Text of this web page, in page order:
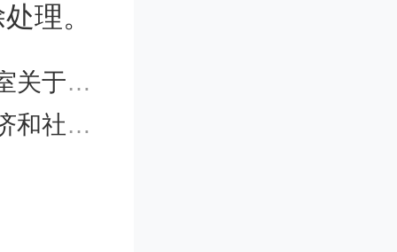
最下
本次
理。
年）》的通知
政策解读